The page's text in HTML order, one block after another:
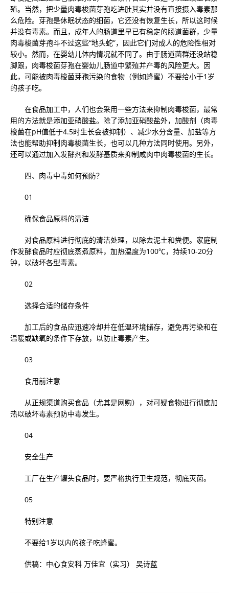
殖。当然，把少量肉毒梭菌芽孢吃进肚其实并没有直接摄入毒素那
么危险。芽孢是休眠状态的细菌，它还没有恢复生长，所以这时候
并没有毒素。而且，成年人的肠道里早已有稳定的肠道菌群，少量
肉毒梭菌芽孢斗不过这些“地头蛇”，因此它们对成人的危险性相对
较小。然而，在婴幼儿体内情况就不同了。由于肠道菌群还没站稳
脚跟，肉毒梭菌芽孢在婴幼儿肠道中繁殖并产毒的风险更大。因
此，可能被肉毒梭菌芽孢污染的食物（例如蜂蜜）不要给小于1岁
的孩子吃。
在食品加工中，人们也会采用一些方法来抑制肉毒梭菌，最常
用的方法就是添加亚硝酸盐。除了添加亚硝酸盐外，加酸剂（肉毒
梭菌在pH值低于4.5时生长会被抑制）、减少水分含量、加盐等方
法也能帮助抑制肉毒梭菌生长，也可以几种方法同时使用。另外，
还可以通过加入发酵剂和发酵基质来抑制咸肉中肉毒梭菌的生长。
四、肉毒中毒如何预防？
01
确保食品原料的清洁
对食品原料进行彻底的清洁处理，以除去泥土和粪便。家庭制
作发酵食品时应彻底蒸煮原料，加热温度为100℃，持续10-20分
钟，以破坏各型毒素。
02
选择合适的储存条件
加工后的食品应迅速冷却并在低温环境储存，避免再污染和在
温暖或缺氧的条件下存放，以防止毒素产生。
03
食用前注意
从正规渠道购买食品（尤其是网购），对可疑食物进行彻底加
热以破坏毒素预防中毒发生。
04
安全生产
工厂在生产罐头食品时，要严格执行卫生规范，彻底灭菌。
05
特别注意
不要给1岁以内的孩子吃蜂蜜。
供稿：中心食安科 万佳宜（实习） 吴诗蓝